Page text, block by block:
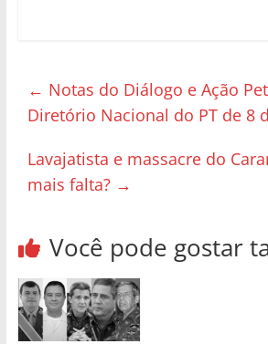
← Notas do Diálogo e Ação
Diretório Nacional do PT de 8
Lavajatista e massacre do
mais falta? →
Você pode gostar